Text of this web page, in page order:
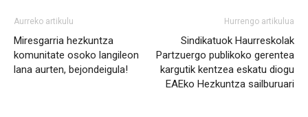
Aurreko artikulu
Miresgarria hezkuntza
komunitate osoko langileon
lana aurten, bejondeigula!
Hurrengo artikulua
Sindikatuok Haurreskolak
Partzuergo publikoko gerentea
kargutik kentzea eskatu diogu
EAEko Hezkuntza sailburuari